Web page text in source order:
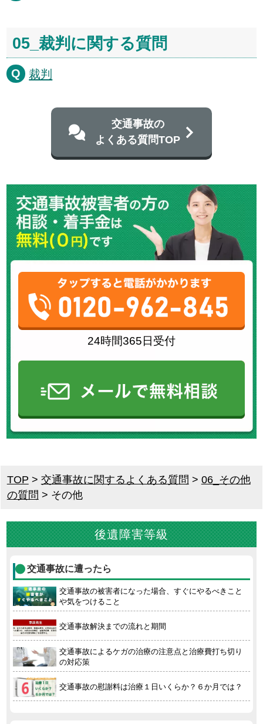
05_裁判に関する質問
裁判
交通事故の
よくある質問TOP
24時間365日受付
TOP > 交通事故に関するよくある質問 > 06_その他
の質問 > その他
後遺障害等級
交通事故に遭ったら
交通事故の被害者になった場合、すぐにやるべきこと
や気をつけること
交通事故解決までの流れと期間
交通事故によるケガの治療の注意点と治療費打ち切り
の対応策
交通事故の慰謝料は治療１日いくらか？６か月では？